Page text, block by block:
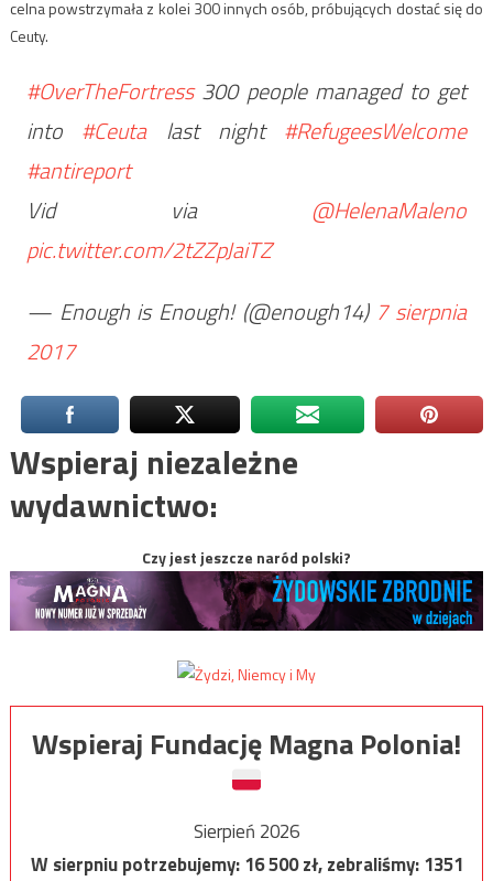
celna powstrzymała z kolei 300 innych osób, próbujących dostać się do
Ceuty.
#OverTheFortress300 people managed to get
into #Ceutalast night #RefugeesWelcome
#antireport
Vid via @HelenaMaleno
pic.twitter.com/2tZZpJaiTZ
— Enough is Enough! (@enough14) 7 sierpnia
2017
Wspieraj niezależne
wydawnictwo:
Czy jest jeszcze naród polski?
Wspieraj Fundację Magna Polonia!
Sierpień 2026
W sierpniu potrzebujemy:16 500zł, zebraliśmy:1351